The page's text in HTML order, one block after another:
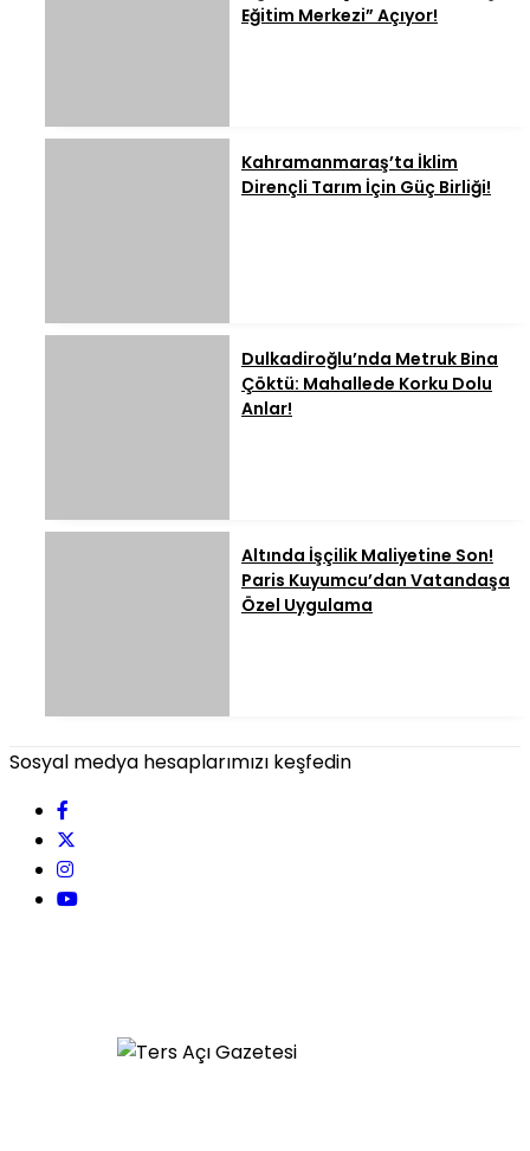
Eğitim Merkezi” Açıyor!
Kahramanmaraş’ta İklim
Dirençli Tarım İçin Güç Birliği!
Dulkadiroğlu’nda Metruk Bina
Çöktü: Mahallede Korku Dolu
Anlar!
Altında İşçilik Maliyetine Son!
Paris Kuyumcu’dan Vatandaşa
Özel Uygulama
Sosyal medya hesaplarımızı keşfedin